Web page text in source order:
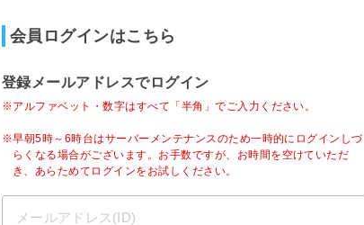
会員ログインはこちら
登録メールアドレスでログイン
※アルファベット・数字はすべて「半角」でご入力ください。
※早朝5時～6時台はサーバーメンテナンスのため一時的にログインしづ
らくなる場合がございます。お手数ですが、お時間を空けていただ
き、あらためてログインをお試しください。